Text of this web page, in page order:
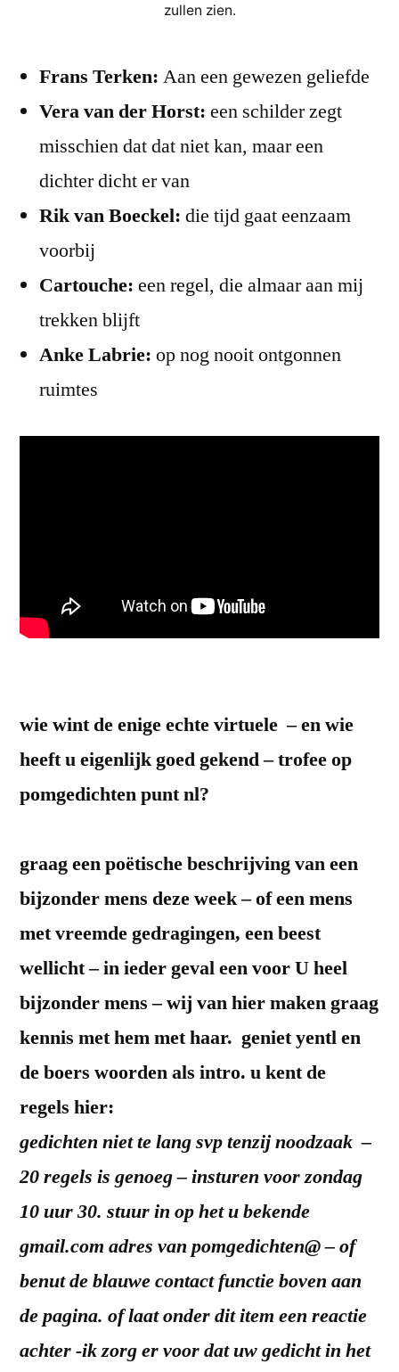
zullen zien.
Frans Terken: Aan een gewezen geliefde
Vera van der Horst: een schilder zegt
misschien dat dat niet kan, maar een
dichter dicht er van
Rik van Boeckel: die tijd gaat eenzaam
voorbij
Cartouche: een regel, die almaar aan mij
trekken blijft
Anke Labrie: op nog nooit ontgonnen
ruimtes
wie wint de enige echte virtuele – en wie
heeft u eigenlijk goed gekend – trofee op
pomgedichten punt nl?
graag een poëtische beschrijving van een
bijzonder mens deze week – of een mens
met vreemde gedragingen, een beest
wellicht – in ieder geval een voor U heel
bijzonder mens – wij van hier maken graag
kennis met hem met haar. geniet yentl en
de boers woorden als intro. u kent de
regels hier:
gedichten niet te lang svp tenzij noodzaak –
20 regels is genoeg – insturen voor zondag
10 uur 30. stuur in op het u bekende
gmail.com adres van pomgedichten@ – of
benut de blauwe contact functie boven aan
de pagina. of laat onder dit item een reactie
achter -ik zorg er voor dat uw gedicht in het